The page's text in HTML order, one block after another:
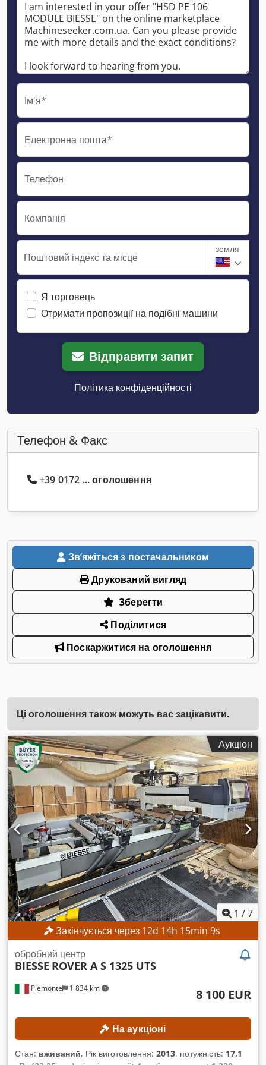
Ім'я*
Електронна пошта*
Телефон
Компанія
Поштовий індекс та місце
земля
Я торговець
Отримати пропозиції на подібні машини
Відправити запит
Політика конфіденційності
Телефон & Факс
+39 0172 ... оголошення
Звʼяжіться з постачальником
Друкований вигляд
Зберегти
Поділитися
Поскаржитися на оголошення
Ці оголошення також можуть вас зацікавити.
Аукціон
1 /7
Закінчується через 12d 14h 15min 8s
Piemonte 1 834 km
обробний центр
BIESSE ROVER A S 1325 UTS
8 100 EUR
На аукціоні
Стан: вживаний, Рік виготовлення: 2013, потужність: 17,1